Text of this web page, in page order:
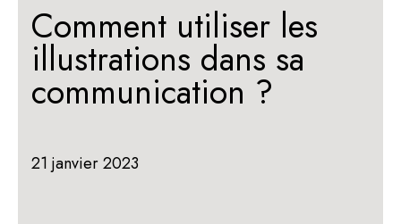
Comment utiliser les
illustrations dans sa
communication ?
21 janvier 2023